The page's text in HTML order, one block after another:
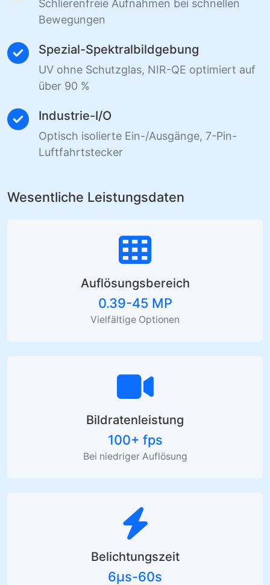
Schlierenfreie Aufnahmen bei schnellen
Bewegungen
Spezial-Spektralbildgebung
UV ohne Schutzglas, NIR-QE optimiert auf
über 90 %
Industrie-I/O
Optisch isolierte Ein-/Ausgänge, 7-Pin-
Luftfahrtstecker
Wesentliche Leistungsdaten
Auflösungsbereich
0.39-45 MP
Vielfältige Optionen
Bildratenleistung
100+ fps
Bei niedriger Auflösung
Belichtungszeit
6μs-60s